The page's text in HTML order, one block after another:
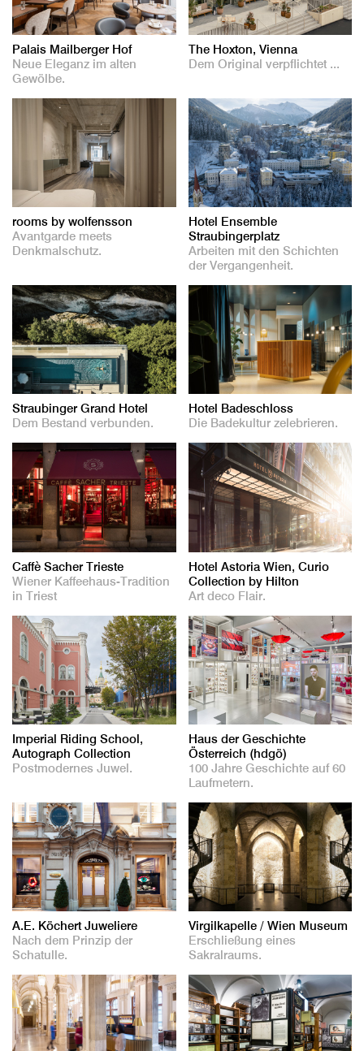
Palais Mailberger Hof
Neue Eleganz im alten
Gewölbe.
The Hoxton, Vienna
Dem Original verpflichtet ...
rooms by wolfensson
Avantgarde meets
Denkmalschutz.
Hotel Ensemble
Straubingerplatz
Arbeiten mit den Schichten
der Vergangenheit.
Straubinger Grand Hotel
Dem Bestand verbunden.
Hotel Badeschloss
Die Badekultur zelebrieren.
Caffè Sacher Trieste
Wiener Kaffeehaus-Tradition
in Triest
Hotel Astoria Wien, Curio
Collection by Hilton
Art deco Flair.
Imperial Riding School,
Autograph Collection
Postmodernes Juwel.
Haus der Geschichte
Österreich (hdgö)
100 Jahre Geschichte auf 60
Laufmetern.
A.E. Köchert Juweliere
Nach dem Prinzip der
Schatulle.
Virgilkapelle / Wien Museum
Erschließung eines
Sakralraums.